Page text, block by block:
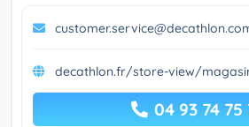
decathlon.fr/store-view/
04 93 74 75